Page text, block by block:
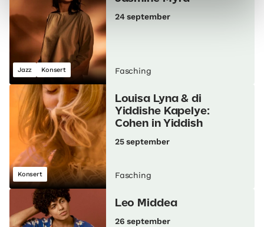
Jazz Konsert
24 september
Fasching
Konsert
Louisa Lyna & di
Yiddishe Kapelye:
Cohen in Yiddish
25 september
Fasching
Leo Middea
26 september